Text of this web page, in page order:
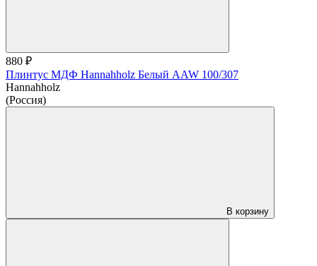
880 ₽
Плинтус МДФ Hannahholz Белый AAW 100/307
Hannahholz
(Россия)
В корзину